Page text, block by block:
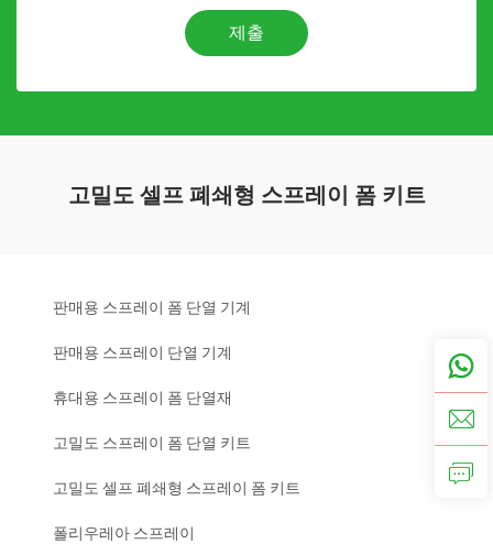
제출
고밀도 셀프 폐쇄형 스프레이 폼 키트
판매용 스프레이 폼 단열 기계
판매용 스프레이 단열 기계
휴대용 스프레이 폼 단열재
고밀도 스프레이 폼 단열 키트
고밀도 셀프 폐쇄형 스프레이 폼 키트
폴리우레아 스프레이